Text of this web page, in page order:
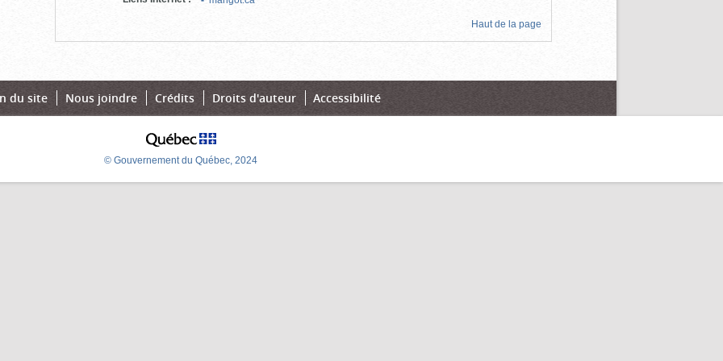
ouvrir)
Haut de la page
du site Nous joindre Crédits Droits d'auteur Accessibilité
© Gouvernement du Québec, 2024